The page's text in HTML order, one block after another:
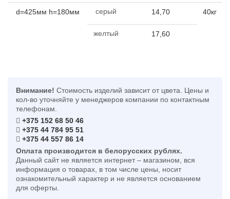
d=425мм h=180мм серый 14,70 40кг
желтый 17,60
Внимание! Стоимость изделий зависит от цвета. Цены и
кол-во уточняйте у менеджеров компании по контактным
телефонам.
+375 152 68 50 46
+375 44 784 95 51
+375 44 557 86 14
Оплата производится в белорусских рублях.
Данный сайт не является интернет – магазином, вся
информация о товарах, в том числе цены, носит
ознакомительный характер и не является основанием
для оферты.